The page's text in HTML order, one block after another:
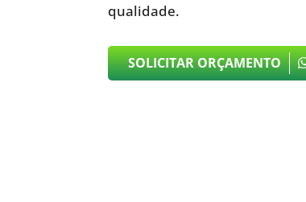
qualidade.
SOLICITAR ORÇAMENTO